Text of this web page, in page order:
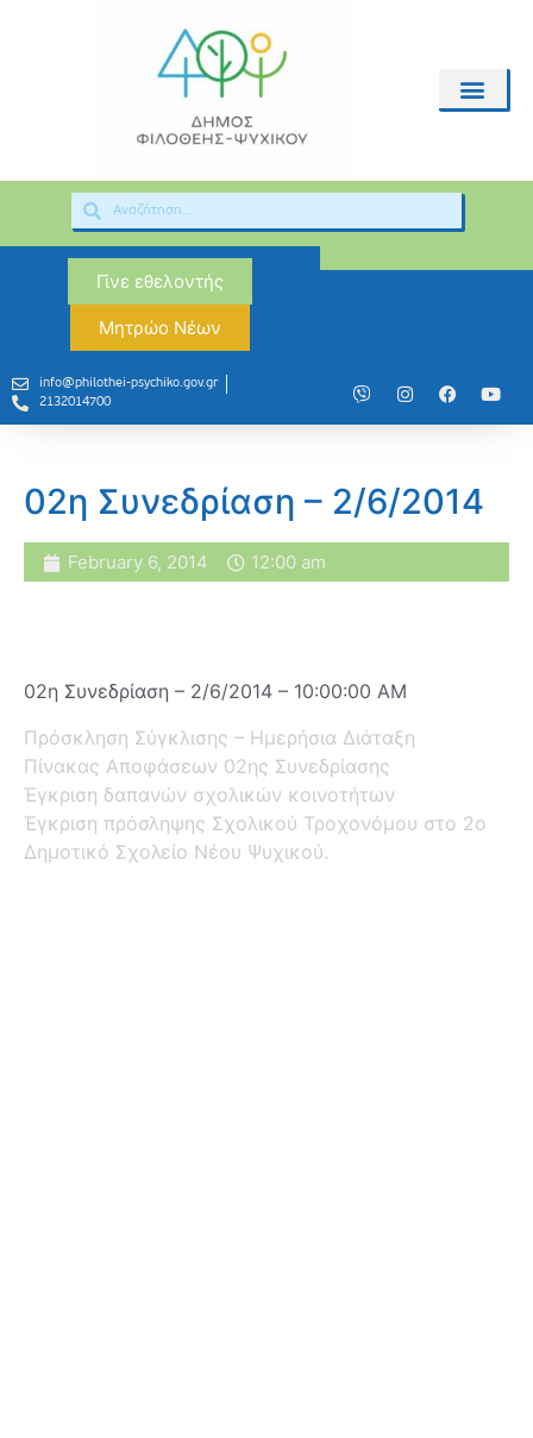
Γίνε εθελοντής
Μητρώο Νέων
info@philothei-psychiko.gov.gr
2132014700
02η Συνεδρίαση – 2/6/2014
February 6, 2014 12:00 am
02η Συνεδρίαση – 2/6/2014 – 10:00:00 AM
Πρόσκληση Σύγκλισης – Ημερήσια Διάταξη
Πίνακας Αποφάσεων 02ης Συνεδρίασης
Έγκριση δαπανών σχολικών κοινοτήτων
Έγκριση πρόσληψης Σχολικού Τροχονόμου στο 2ο
Δημοτικό Σχολείο Νέου Ψυχικού.